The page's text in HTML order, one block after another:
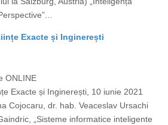
Exacte și Inginerești
ONLINE
Exacte și Inginerești, 10 iunie 2021
Cojocaru, dr. hab. Veaceslav Ursachi
„Sisteme informatice inteligente